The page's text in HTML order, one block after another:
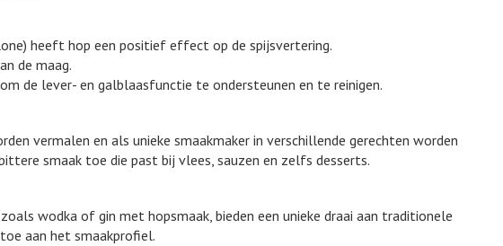
heeft hop een positief effect op de spijsvertering.
de maag.
de lever- en galblaasfunctie te ondersteunen en te reinigen.
vermalen en als unieke smaakmaker in verschillende gerechten worden
smaak toe die past bij vlees, sauzen en zelfs desserts.
wodka of gin met hopsmaak, bieden een unieke draai aan traditionele
aan het smaakprofiel.